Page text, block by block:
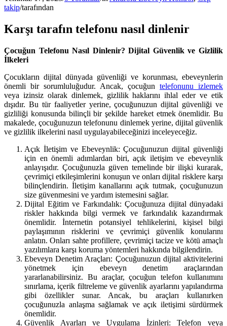
takip/tarafından
Karşı tarafın telefonu nasıl dinlenir
Çocuğun Telefonu Nasıl Dinlenir? Dijital Güvenlik ve Gizlilik
İlkeleri
Çocukların dijital dünyada güvenliği ve korunması, ebeveynlerin
önemli bir sorumluluğudur. Ancak, çocuğun telefonunu izlemek
veya izinsiz olarak dinlemek, gizlilik haklarını ihlal eder ve etik
dışıdır. Bu tür faaliyetler yerine, çocuğunuzun dijital güvenliği ve
gizliliği konusunda bilinçli bir şekilde hareket etmek önemlidir. Bu
makalede, çocuğunuzun telefonunu dinlemek yerine, dijital güvenlik
ve gizlilik ilkelerini nasıl uygulayabileceğinizi inceleyeceğiz.
Açık İletişim ve Ebeveynlik: Çocuğunuzun dijital güvenliği
için en önemli adımlardan biri, açık iletişim ve ebeveynlik
anlayışıdır. Çocuğunuzla güven temelinde bir ilişki kurarak,
çevrimiçi etkileşimlerini konuşun ve onları dijital risklere karşı
bilinçlendirin. İletişim kanallarını açık tutmak, çocuğunuzun
size güvenmesini ve yardım istemesini sağlar.
Dijital Eğitim ve Farkındalık: Çocuğunuza dijital dünyadaki
riskler hakkında bilgi vermek ve farkındalık kazandırmak
önemlidir. İnternetin potansiyel tehlikelerini, kişisel bilgi
paylaşımının risklerini ve çevrimiçi güvenlik konularını
anlatın. Onları sahte profillere, çevrimiçi tacize ve kötü amaçlı
yazılımlara karşı koruma yöntemleri hakkında bilgilendirin.
Ebeveyn Denetim Araçları: Çocuğunuzun dijital aktivitelerini
yönetmek için ebeveyn denetim araçlarından
yararlanabilirsiniz. Bu araçlar, çocuğun telefon kullanımını
sınırlama, içerik filtreleme ve güvenlik ayarlarını yapılandırma
gibi özellikler sunar. Ancak, bu araçları kullanırken
çocuğunuzla anlaşma sağlamak ve açık iletişimi sürdürmek
önemlidir.
Güvenlik Ayarları ve Uygulama İzinleri: Telefon veya